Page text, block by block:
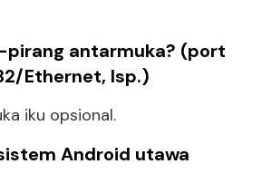
pirang antarmuka? (port
Ethernet, lsp.)
iku opsional.
Android utawa